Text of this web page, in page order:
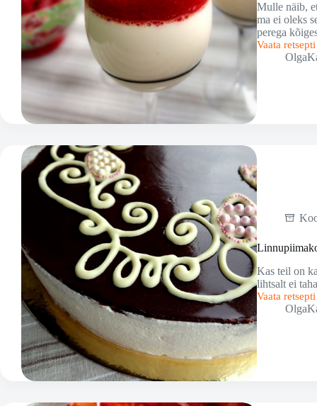
Mulle näib,
ma ei oleks
perega
Vaata
Musta
ja
maasika
Kas teil on
lihtsalt ei
Vaata